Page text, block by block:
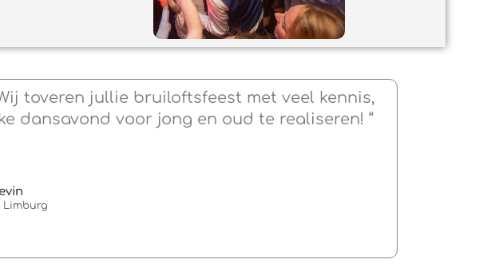
toveren jullie bruiloftsfeest met veel kennis,
dansavond voor jong en oud te realiseren! “
Limburg